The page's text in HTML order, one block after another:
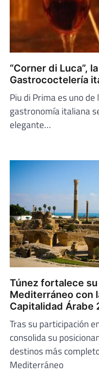
“Corner di Luca”,
Gastrococtelería
Piu di Prima es uno
gastronomía italiana
elegante…
Túnez fortalece
Mediterráneo con
Capitalidad Árabe
Tras su participación
consolida su
destinos más
Mediterráneo